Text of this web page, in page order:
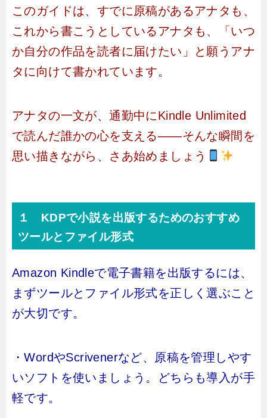
このガイドは、すでに原稿があるアナタも、
これから書こうとしているアナタも、「いつ
か自分の作品を読者に届けたい」と願うアナ
タに向けて書かれています。
アナタの一文が、通勤中にKindle Unlimited
で読んだ誰かの心を支える――そんな瞬間を
思い描きながら、さあ始めましょう
１ KDPで小説を出版するためのおすすめ
ツールとファイル形式
Amazon Kindleで電子書籍を出版するには、
まずツールとファイル形式を正しく選ぶこと
が大切です。
・WordやScrivenerなど、原稿を管理しやす
いソフトを使いましょう。どちらも導入が手
軽です。